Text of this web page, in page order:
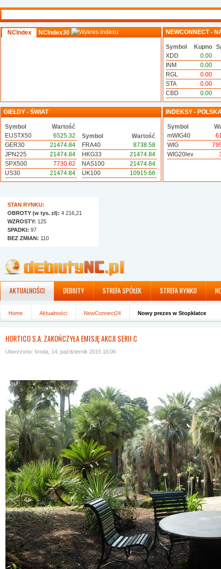
NCIndex NCIndex30 NEWCONNECT -
Symbol Kupno
XDD
0.00
INM
0.00
RGL
0.00
STA
0.00
CBD
0.00
GIEŁDY - ŚWIAT
Symbol
Wartość
EUSTX50
6525.32
GER30
21474.84
JPN225
21474.84
SPX500
7730.82
US30
21474.84
Symbol
Wartość
FRA40
8738.58
HKG33
21474.84
NAS100
21474.84
UK100
10915.66
INDEKSY -
Symbol
mWIG40
WIG
WIG20lev
STAN RYNKU:
OBROTY (w tys. zł): 4 216,21
WZROSTY: 125
SPADKI: 97
BEZ ZMIAN: 110
AKTUALNOŚCI DEBIUTY STREFA SPÓŁEK STREFA RYNKU
Home Aktualności NewConnect24 Nowy prezes w Stopklatce
HORTICO S.A. ZAKOŃCZYŁA EMISJĘ AKCJI SERII C
Utworzono: środa, 14, październik 2015 16:06